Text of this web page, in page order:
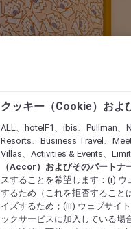
クッキー（Cookie）およ
ALL、hotelF1、ibis、Pullman
Resorts、Business Travel、
Villas、Activities & Events、
（Accor）およびそのパートナ
スすることを希望します：(i)
するため（これを拒否すること
イズするため；(iii) ウェブサイ
ックサービスに加入している場